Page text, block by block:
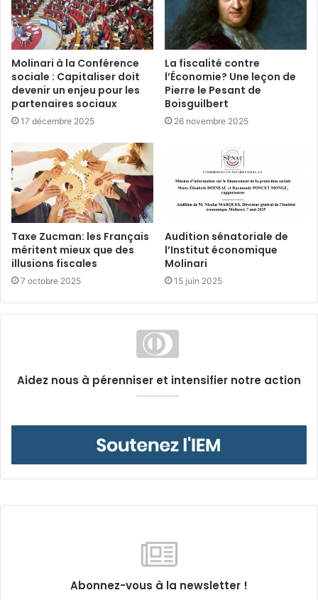
Molinari à la Conférence
sociale : Capitaliser doit
devenir un enjeu pour les
partenaires sociaux
17 décembre 2025
La fiscalité contre
l’Économie? Une leçon de
Pierre le Pesant de
Boisguilbert
26 novembre 2025
Taxe Zucman: les Français
méritent mieux que des
illusions fiscales
7 octobre 2025
Audition sénatoriale de
l’Institut économique
Molinari
15 juin 2025
Aidez nous à pérenniser et intensifier notre action
Abonnez-vous à la newsletter !